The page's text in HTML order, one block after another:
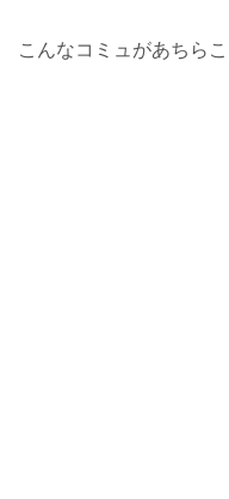
こんなコミュがあちら